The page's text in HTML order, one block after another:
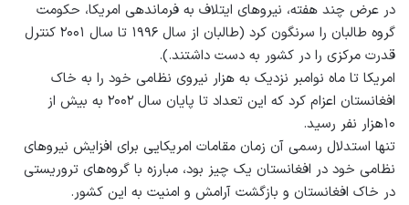
در عرض چند هفته، نیرو‌های ایتلاف به فرماندهی امریکا، حکومت
گروه طالبان را سرنگون کرد (طالبان از سال ۱۹۹۶ تا سال ۲۰۰۱ کنترل
قدرت مرکزی را در کشور به دست داشتند.).
امریکا تا ماه نوامبر نزدیک به هزار نیروی نظامی خود را به خاک
افغانستان اعزام کرد که این تعداد تا پایان سال ۲۰۰۲ به بیش از
۱۰هزار نفر رسید.
تنها استدلال رسمی آن زمان مقامات امریکایی برای افزایش نیرو‌های
نظامی خود در افغانستان یک چیز بود، مبارزه با گروه‌های تروریستی
در خاک افغانستان و بازگشت آرامش و امنیت به این کشور.